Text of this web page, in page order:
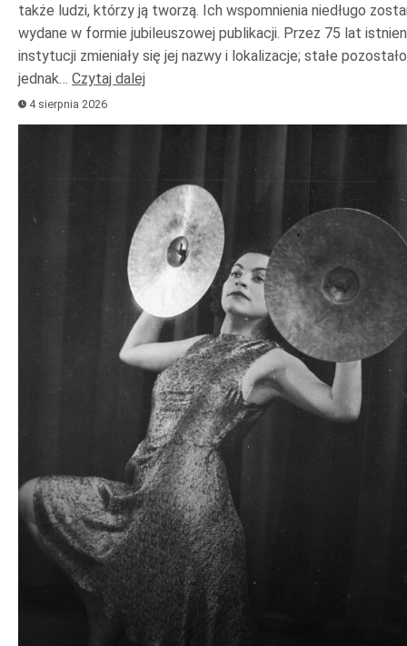
także ludzi, którzy ją tworzą. Ich wspomnienia niedługo
wydane w formie jubileuszowej publikacji. Przez 75 lat
instytucji zmieniały się jej nazwy i lokalizacje; stałe pozostało
jednak… Czytaj dalej
4 sierpnia 2026